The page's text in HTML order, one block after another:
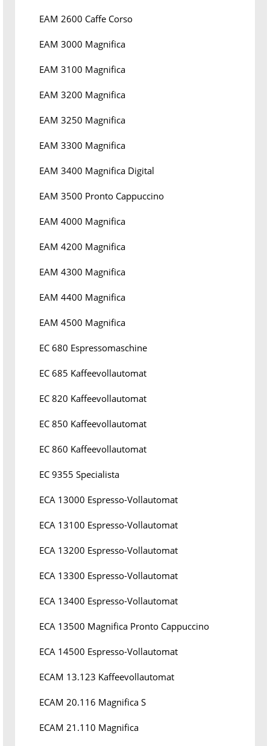
EAM 2600 Caffe Corso
EAM 3000 Magnifica
EAM 3100 Magnifica
EAM 3200 Magnifica
EAM 3250 Magnifica
EAM 3300 Magnifica
EAM 3400 Magnifica Digital
EAM 3500 Pronto Cappuccino
EAM 4000 Magnifica
EAM 4200 Magnifica
EAM 4300 Magnifica
EAM 4400 Magnifica
EAM 4500 Magnifica
EC 680 Espressomaschine
EC 685 Kaffeevollautomat
EC 820 Kaffeevollautomat
EC 850 Kaffeevollautomat
EC 860 Kaffeevollautomat
EC 9355 Specialista
ECA 13000 Espresso-Vollautomat
ECA 13100 Espresso-Vollautomat
ECA 13200 Espresso-Vollautomat
ECA 13300 Espresso-Vollautomat
ECA 13400 Espresso-Vollautomat
ECA 13500 Magnifica Pronto Cappuccino
ECA 14500 Espresso-Vollautomat
ECAM 13.123 Kaffeevollautomat
ECAM 20.116 Magnifica S
ECAM 21.110 Magnifica